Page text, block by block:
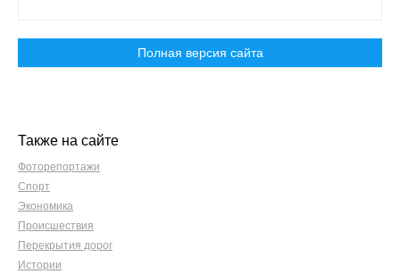
Полная версия сайта
Также на сайте
Фоторепортажи
Спорт
Экономика
Происшествия
Перекрытия дорог
Истории